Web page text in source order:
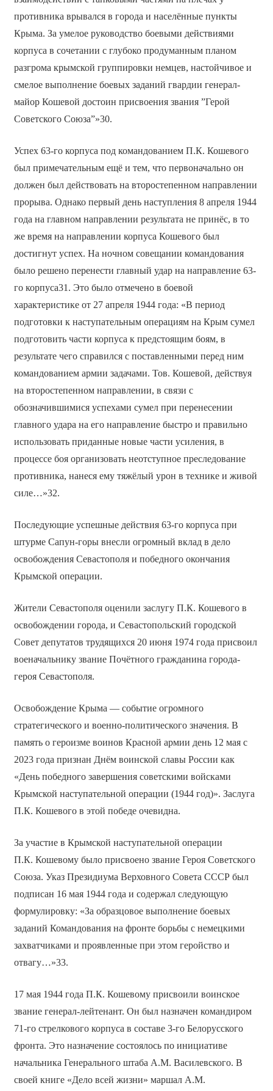
противника врывался в города и населённые пункты
Крыма. За умелое руководство боевыми действиями
корпуса в сочетании с глубоко продуманным планом
разгрома крымской группировки немцев, настойчивое и
смелое выполнение боевых заданий гвардии генерал-
майор Кошевой достоин присвоения звания ”Герой
Советского Союза”»30.
Успех 63-го корпуса под командованием П.К. Кошевого
был примечательным ещё и тем, что первоначально он
должен был действовать на второстепенном направлении
прорыва. Однако первый день наступления 8 апреля 1944
года на главном направлении результата не принёс, в то
же время на направлении корпуса Кошевого был
достигнут успех. На ночном совещании командования
было решено перенести главный удар на направление 63-
го корпуса31. Это было отмечено в боевой
характеристике от 27 апреля 1944 года: «В период
подготовки к наступательным операциям на Крым сумел
подготовить части корпуса к предстоящим боям, в
результате чего справился с поставленными перед ним
командованием армии задачами. Тов. Кошевой, действуя
на второстепенном направлении, в связи с
обозначившимися успехами сумел при перенесении
главного удара на его направление быстро и правильно
использовать приданные новые части усиления, в
процессе боя организовать неотступное преследование
противника, нанеся ему тяжёлый урон в технике и живой
силе…»32.
Последующие успешные действия 63-го корпуса при
штурме Сапун-горы внесли огромный вклад в дело
освобождения Севастополя и победного окончания
Крымской операции.
Жители Севастополя оценили заслугу П.К. Кошевого в
освобождении города, и Севастопольский городской
Совет депутатов трудящихся 20 июня 1974 года присвоил
военачальнику звание Почётного гражданина города-
героя Севастополя.
Освобождение Крыма — событие огромного
стратегического и военно-политического значения. В
память о героизме воинов Красной армии день 12 мая с
2023 года признан Днём воинской славы России как
«День победного завершения советскими войсками
Крымской наступательной операции (1944 год)». Заслуга
П.К. Кошевого в этой победе очевидна.
За участие в Крымской наступательной операции
П.К. Кошевому было присвоено звание Героя Советского
Союза. Указ Президиума Верховного Совета СССР был
подписан 16 мая 1944 года и содержал следующую
формулировку: «За образцовое выполнение боевых
заданий Командования на фронте борьбы с немецкими
захватчиками и проявленные при этом геройство и
отвагу…»33.
17 мая 1944 года П.К. Кошевому присвоили воинское
звание генерал-лейтенант. Он был назначен командиром
71-го стрелкового корпуса в составе 3-го Белорусского
фронта. Это назначение состоялось по инициативе
начальника Генерального штаба А.М. Василевского. В
своей книге «Дело всей жизни» маршал А.М.